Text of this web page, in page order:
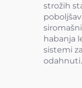
strožih
habanja
sistemi